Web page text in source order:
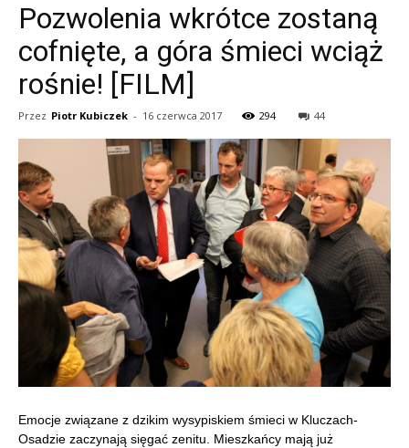
Pozwolenia wkrótce zostaną
cofnięte, a góra śmieci wciąż
rośnie! [FILM]
Przez Piotr Kubiczek - 16 czerwca 2017 294 44
Emocje związane z dzikim wysypiskiem śmieci w Kluczach-
Osadzie zaczynają sięgać zenitu. Mieszkańcy mają już